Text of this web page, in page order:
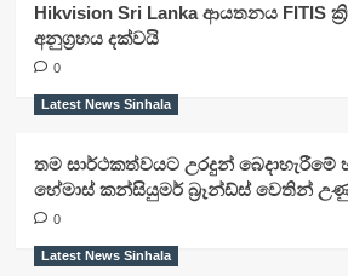
Hikvision Sri Lanka ආයතනය FITIS
අනුග්‍රහය දක්වයි
0
Latest News Sinhala
තම සාර්ථකත්වයට උරදුන්
හේමාස් කන්සියුමර් බ්‍රෑන්ඩ්ස් වෙතින්
0
Latest News Sinhala